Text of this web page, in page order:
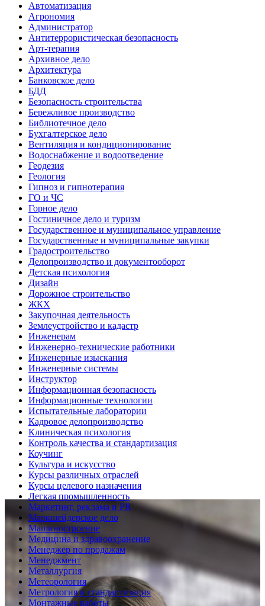
Автоматизация
Агрономия
Администратор
Антитеррористическая безопасность
Арт-терапия
Архивное дело
Архитектура
Банковское дело
БДД
Безопасность строительства
Бережливое производство
Библиотечное дело
Бухгалтерское дело
Вентиляция и кондиционирование
Водоснабжение и водоотведение
Геодезия
Геология
Гипноз и гипнотерапия
ГО и ЧС
Горное дело
Гостиничное дело и туризм
Государственное и муниципальное управление
Государственные и муниципальные закупки
Градостроительство
Делопроизводство и документооборот
Детская психология
Дизайн
Дорожное строительство
ЖКХ
Закупочная деятельность
Землеустройство и кадастр
Инженерам
Инженерно-технические работники
Инженерные изыскания
Инженерные системы
Инструктор
Информационная безопасность
Информационные технологии
Испытательные лаборатории
Кадровое делопроизводство
Клиническая психология
Контроль качества и стандартизация
Коучинг
Культура и искусство
Курсы различных отраслей
Курсы целевого назначения
Легкая промышленность
Маркетинг, реклама и PR
Маркшейдерское дело
Машиностроение
Медицина и здравоохранение
Менеджер по продажам
Менеджмент
Металлургия
Метеорология
Метрология и стандартизация
Монтажные работы